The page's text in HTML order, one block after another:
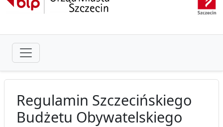
Regulamin Szczecińskiego
Budżetu Obywatelskiego